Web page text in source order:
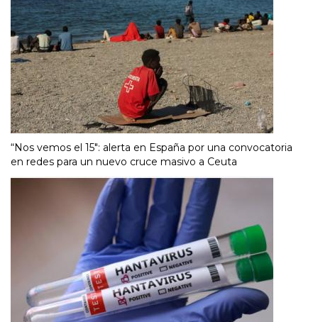
“Nos vemos el 15″: alerta en España por una convocatoria
en redes para un nuevo cruce masivo a Ceuta